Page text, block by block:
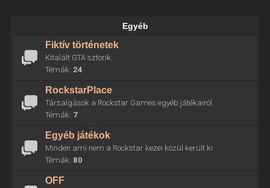
Egyéb
Fiktív történetek
Kitalált GTA sztorik.
Témák: 24
RockstarPlace
Társalgások a Rockstar Games egyéb játékairól.
Témák: 7
Egyéb játékok
Minden ami nem a Rockstar kezei közül került ki.
Témák: 80
OFF